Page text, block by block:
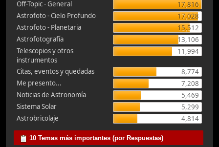
Off-Topic - General
17,816
Astrofoto - Cielo Profundo
17,028
Astrofoto - Planetaria
15,512
Astrofotografía
13,106
Telescopios y otros
instrumentos
11,994
Citas, eventos y quedadas
8,774
Me presento...
7,208
Noticias de Astronomía
5,469
Sistema Solar
5,299
Astrobricolaje
4,814
10 Temas más importantes (por Respuestas)